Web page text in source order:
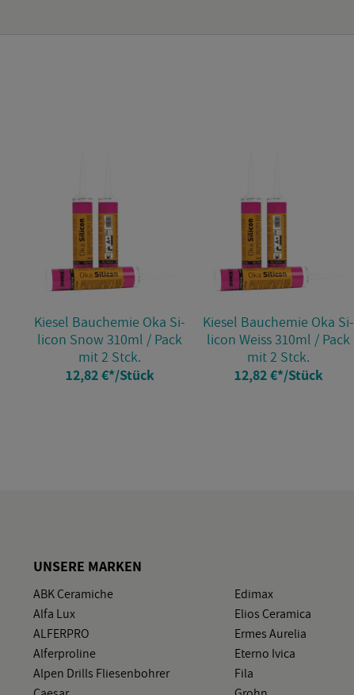
Kie­sel Bau­che­mie Oka Si­
li­con Snow 310ml / Pack
mit 2 Stck.
12,82 €*/Stück
Kie­sel Bau­che­mie Oka Si­
li­con Weiss 310ml / Pack
mit 2 Stck.
12,82 €*/Stück
UN­SE­RE MAR­KEN
ABK Ce­ra­mi­che
Alfa Lux
AL­FER­PRO
Al­fer­pro­li­ne
Alpen Drills Flie­sen­boh­rer
Edi­max
Elios Ce­ra­mi­ca
Ermes Au­re­lia
Eter­no Ivica
Fila